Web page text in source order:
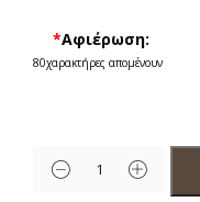
*Αφιέρωση:
80χαρακτήρες απομένουν